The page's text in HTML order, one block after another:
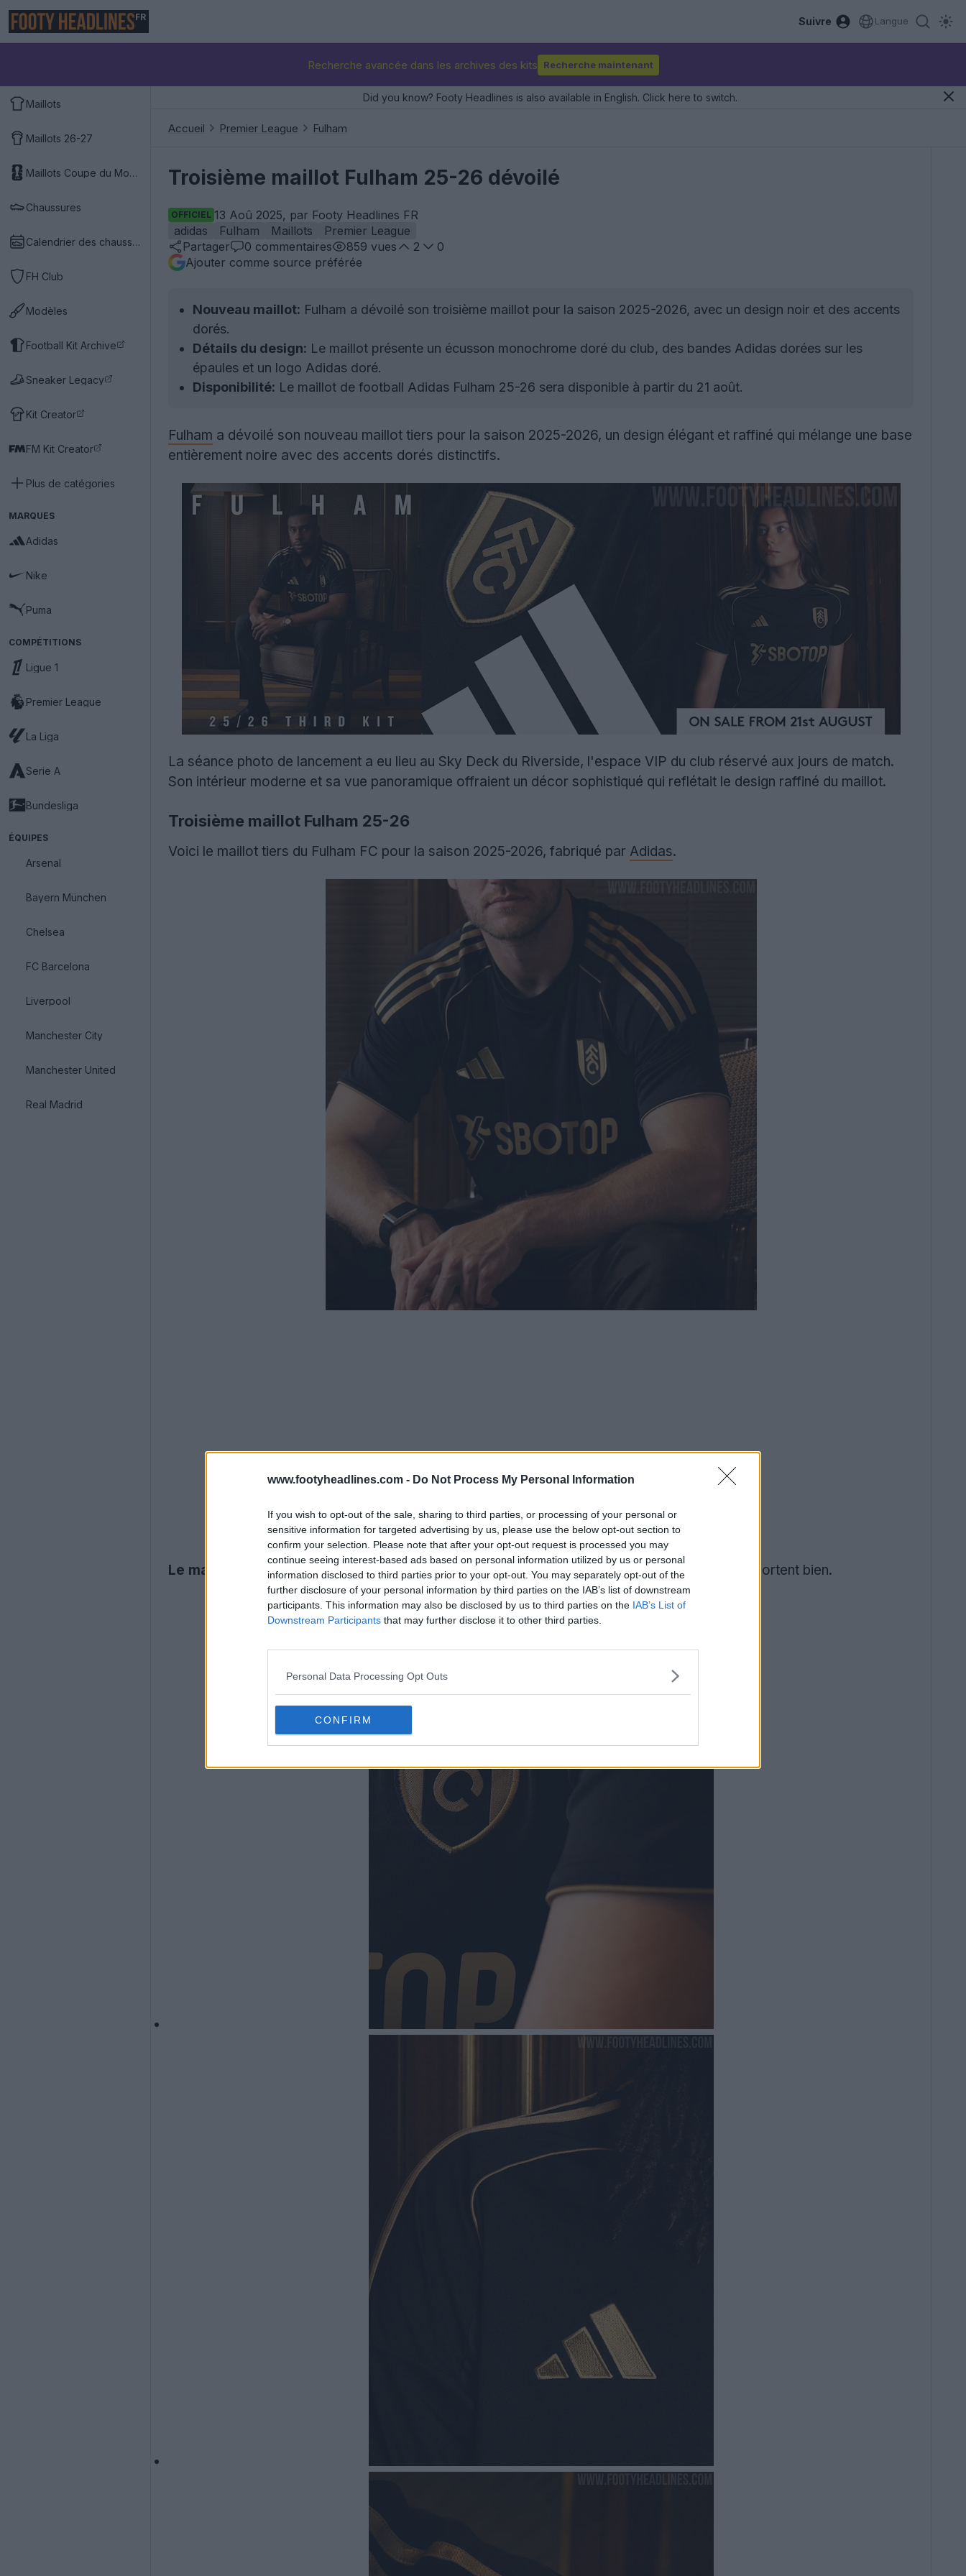
www.footyheadlines.com - Do Not Process My Personal Information
If you wish to opt-out of the sale, sharing to third parties, or processing of your personal or
sensitive information for targeted advertising by us, please use the below opt-out section to
confirm your selection. Please note that after your opt-out request is processed you may
continue seeing interest-based ads based on personal information utilized by us or personal
information disclosed to third parties prior to your opt-out. You may separately opt-out of the
further disclosure of your personal information by third parties on the IAB’s list of downstream
participants. This information may also be disclosed by us to third parties on the IAB’s List of
Downstream Participants that may further disclose it to other third parties.
Personal Data Processing Opt Outs
CONFIRM
FR Suivre Langue
Recherche avancée dans les archives des kits Recherche maintenant
Maillots
Maillots 26-27
Maillots Coupe du Monde 2026
Chaussures
Calendrier des chaussures
FH Club
Modèles
Football Kit Archive
Sneaker Legacy
Kit Creator
FM Kit Creator
Plus de catégories
MARQUES
Adidas
Nike
Puma
COMPÉTITIONS
Ligue 1
Premier League
La Liga
Serie A
Bundesliga
ÉQUIPES
Arsenal
Bayern München
Chelsea
FC Barcelona
Liverpool
Manchester City
Manchester United
Real Madrid
Did you know? Footy Headlines is also available in English. Click here to switch.
Accueil Premier League Fulham
Troisième maillot Fulham 25-26 dévoilé
OFFICIEL 13 Aoû 2025, par Footy Headlines FR
adidas
Fulham Maillots
Premier League
Partager
0 commentaires 859 vues 2
0
Ajouter comme source préférée
Nouveau maillot: Fulham a dévoilé son troisième maillot pour la saison 2025-2026, avec un design noir et des accents
dorés.
Détails du design: Le maillot présente un écusson monochrome doré du club, des bandes Adidas dorées sur les
épaules et un logo Adidas doré.
Disponibilité: Le maillot de football Adidas Fulham 25-26 sera disponible à partir du 21 août.
Fulham a dévoilé son nouveau maillot tiers pour la saison 2025-2026, un design élégant et raffiné qui mélange une base
entièrement noire avec des accents dorés distinctifs.
La séance photo de lancement a eu lieu au Sky Deck du Riverside, l'espace VIP du club réservé aux jours de match.
Son intérieur moderne et sa vue panoramique offraient un décor sophistiqué qui reflétait le design raffiné du maillot.
Troisième maillot Fulham 25-26
Voici le maillot tiers du Fulham FC pour la saison 2025-2026, fabriqué par Adidas.
Le maillot Adidas Fulham 2025-2026est principalement noir, avec des détails dorés qui ressortent bien.